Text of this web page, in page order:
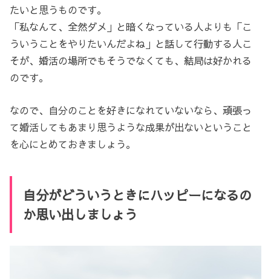
たいと思うものです。
「私なんて、全然ダメ」と暗くなっている人よりも「こ
ういうことをやりたいんだよね」と話して行動する人こ
そが、婚活の場所でもそうでなくても、結局は好かれる
のです。
なので、自分のことを好きになれていないなら、頑張っ
て婚活してもあまり思うような成果が出ないということ
を心にとめておきましょう。
自分がどういうときにハッピーになるの
か思い出しましょう